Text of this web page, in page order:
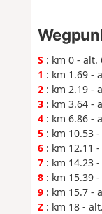
S : km 0 - alt.
1 : km 1.69 -
2: km 2.19 -
3: km 3.64 -
4: km 6.86 -
5: km 10.53 -
6: km 12.11
7: km 14.23
8: km 15.39
9: km 15.7 -
Z: km 18 -